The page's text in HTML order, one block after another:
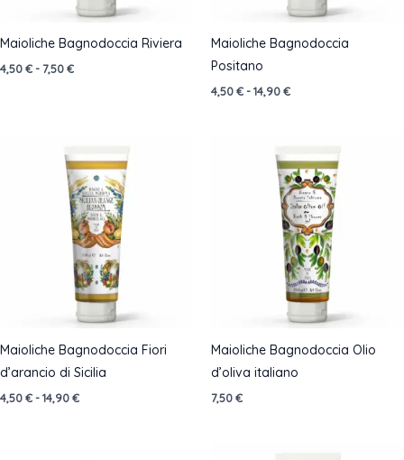
Maioliche Bagnodoccia Riviera
4,50€-7,50€Fascia
Maioliche Bagnodoccia
Positano
4,50€-14,90€Fascia
a
14,90 €
Maioliche Bagnodoccia Fiori
d’arancio di Sicilia
4,50€-14,90€Fascia
Maioliche Bagnodoccia Olio
d’oliva italiano
7,50€